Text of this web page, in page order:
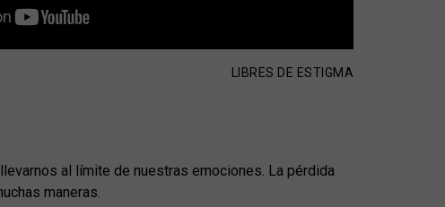
LIBRES DE ESTIGMA
al límite de nuestras emociones. La pérdida
maneras.